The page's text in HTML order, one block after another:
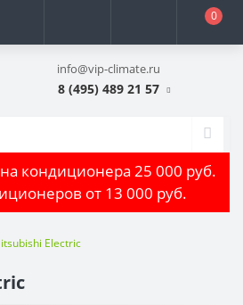
0
info@vip-climate.ru
8 (495) 489 21 57
кондиционера 25 000 руб.
от 13 000 руб.
Electric